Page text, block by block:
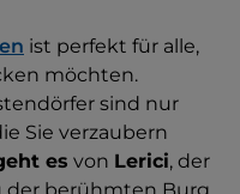
ist perfekt für alle,
möchten.
sind nur
Sie verzaubern
es von Lerici, der